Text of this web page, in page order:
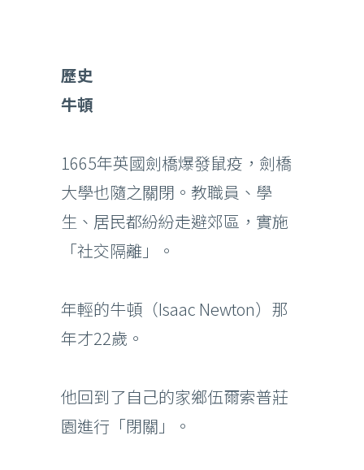
歷史
牛頓
1665年英國劍橋爆發鼠疫，劍橋
大學也隨之關閉。教職員、學
生、居民都紛紛走避郊區，實施
「社交隔離」。
年輕的牛頓（Isaac Newton）那
年才22歲。
他回到了自己的家鄉伍爾索普莊
園進行「閉關」。